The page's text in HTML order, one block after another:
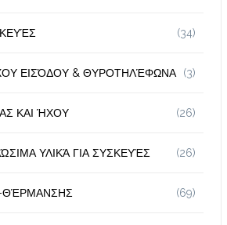
(34)
ΕΙΣΌΔΟΥ & ΘΥΡΟΤΗΛΈΦΩΝΑ (3)
ΚΑΙ ΉΧΟΥ (26)
ΥΛΙΚΆ ΓΙΑ ΣΥΣΚΕΥΈΣ (26)
(69)